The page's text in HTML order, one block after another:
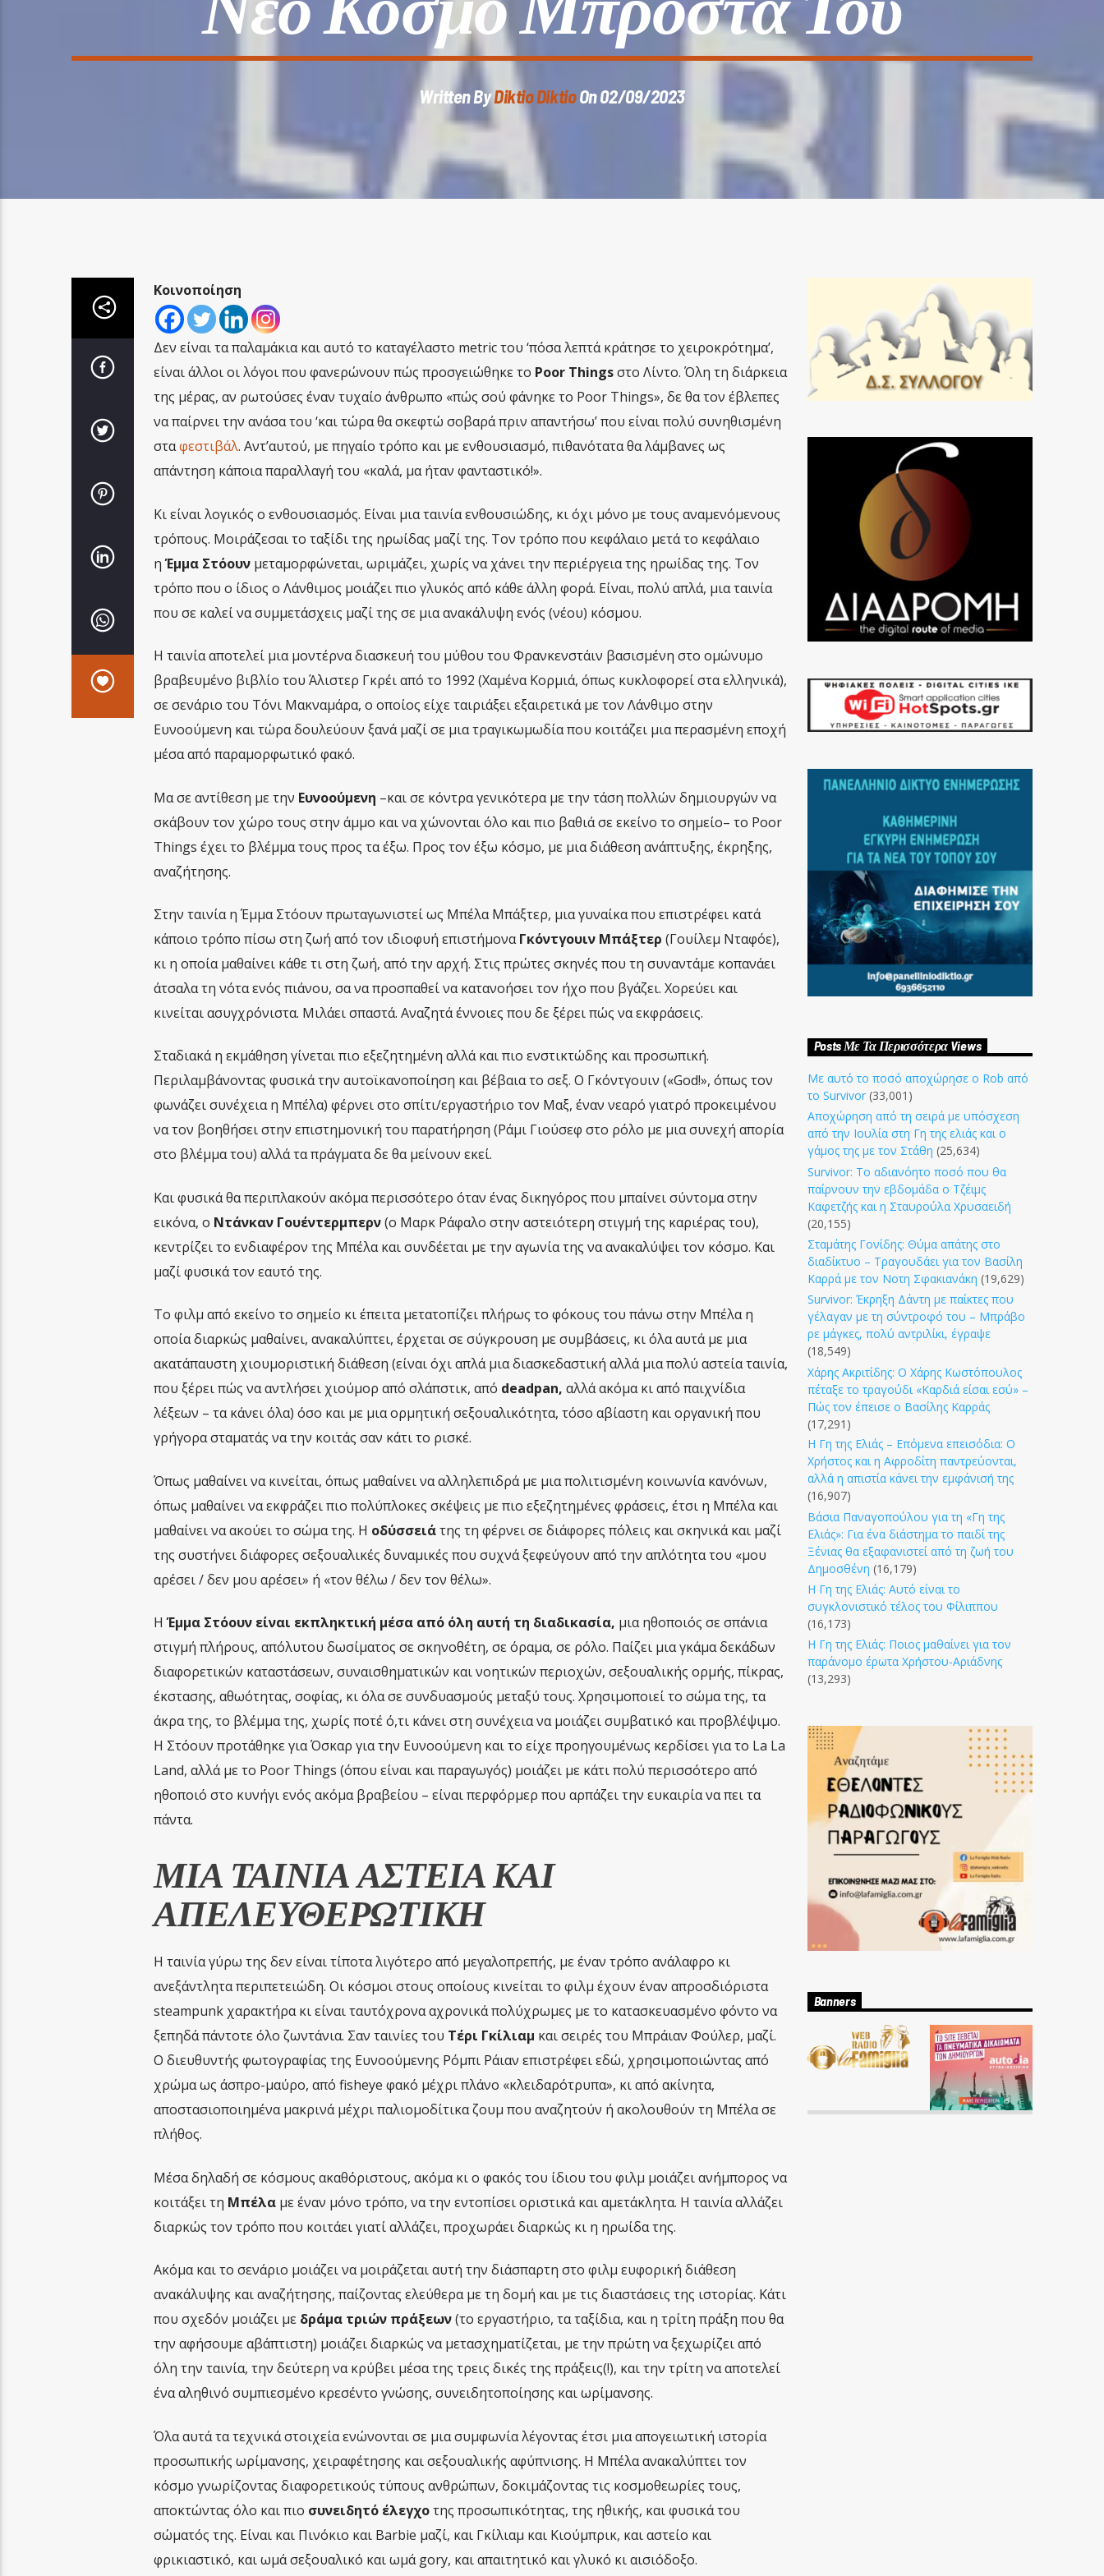
Written ByDiktio DiktioOn 02/09/2023
Κοινοποίηση
Δεν είναι τα παλαμάκια και αυτό το καταγέλαστο metric του ‘πόσα λεπτά κράτησε το χειροκρότημα’,
είναι άλλοι οι λόγοι που φανερώνουν πώς προσγειώθηκε το Poor Thingsστο Λίντο. Όλη τη διάρκεια
της μέρας, αν ρωτούσες έναν τυχαίο άνθρωπο «πώς σού φάνηκε το Poor Things», δε θα τον έβλεπες
να παίρνει την ανάσα του ‘και τώρα θα σκεφτώ σοβαρά πριν απαντήσω’ που είναι πολύ συνηθισμένη
σταφεστιβάλ. Αντ’αυτού, με πηγαίο τρόπο και με ενθουσιασμό, πιθανότατα θα λάμβανες ως
απάντηση κάποια παραλλαγή του «καλά, μα ήταν φανταστικό!».
Κι είναι λογικός ο ενθουσιασμός. Είναι μια ταινία ενθουσιώδης, κι όχι μόνο με τους αναμενόμενους
τρόπους. Μοιράζεσαι το ταξίδι της ηρωίδας μαζί της. Τον τρόπο που κεφάλαιο μετά το κεφάλαιο
ηΈμμα Στόουν μεταμορφώνεται, ωριμάζει, χωρίς να χάνει την περιέργεια της ηρωίδας της. Τον
τρόπο που ο ίδιος ο Λάνθιμος μοιάζει πιο γλυκός από κάθε άλλη φορά. Είναι, πολύ απλά, μια ταινία
που σε καλεί να συμμετάσχεις μαζί της σε μια ανακάλυψη ενός (νέου) κόσμου.
Η ταινία αποτελεί μια μοντέρνα διασκευή του μύθου του Φρανκενστάιν βασισμένη στο ομώνυμο
βραβευμένο βιβλίο του Άλιστερ Γκρέι από το 1992 (Χαμένα Κορμιά, όπως κυκλοφορεί στα ελληνικά),
σε σενάριο του Τόνι Μακναμάρα, ο οποίος είχε ταιριάξει εξαιρετικά με τον Λάνθιμο στην
Ευνοούμενη και τώρα δουλεύουν ξανά μαζί σε μια τραγικωμωδία που κοιτάζει μια περασμένη εποχή
μέσα από παραμορφωτικό φακό.
Μα σε αντίθεση με την Ευνοούμενη –και σε κόντρα γενικότερα με την τάση πολλών δημιουργών να
σκάβουν τον χώρο τους στην άμμο και να χώνονται όλο και πιο βαθιά σε εκείνο το σημείο– το Poor
Things έχει το βλέμμα τους προς τα έξω. Προς τον έξω κόσμο, με μια διάθεση ανάπτυξης, έκρηξης,
αναζήτησης.
Στην ταινία η Έμμα Στόουν πρωταγωνιστεί ως Μπέλα Μπάξτερ, μια γυναίκα που επιστρέφει κατά
κάποιο τρόπο πίσω στη ζωή από τον ιδιοφυή επιστήμοναΓκόντγουιν Μπάξτερ (Γουίλεμ Νταφόε),
κι η οποία μαθαίνει κάθε τι στη ζωή, από την αρχή. Στις πρώτες σκηνές που τη συναντάμε κοπανάει
άτσαλα τη νότα ενός πιάνου, σα να προσπαθεί να κατανοήσει τον ήχο που βγάζει. Χορεύει και
κινείται ασυγχρόνιστα. Μιλάει σπαστά. Αναζητά έννοιες που δε ξέρει πώς να εκφράσεις.
Σταδιακά η εκμάθηση γίνεται πιο εξεζητημένη αλλά και πιο ενστικτώδης και προσωπική.
Περιλαμβάνοντας φυσικά την αυτοϊκανοποίηση και βέβαια το σεξ. Ο Γκόντγουιν («God!», όπως τον
φωνάζει συνέχεια η Μπέλα) φέρνει στο σπίτι/εργαστήριο τον Μαξ, έναν νεαρό γιατρό προκειμένου
να τον βοηθήσει στην επιστημονική του παρατήρηση (Ράμι Γιούσεφ στο ρόλο με μια συνεχή απορία
στο βλέμμα του) αλλά τα πράγματα δε θα μείνουν εκεί.
Και φυσικά θα περιπλακούν ακόμα περισσότερο όταν ένας δικηγόρος που μπαίνει σύντομα στην
εικόνα, ο Ντάνκαν Γουέντερμπερν(ο Μαρκ Ράφαλο στην αστειότερη στιγμή της καριέρας του),
κεντρίζει το ενδιαφέρον της Μπέλα και συνδέεται με την αγωνία της να ανακαλύψει τον κόσμο. Και
μαζί φυσικά τον εαυτό της.
Το φιλμ από εκείνο το σημείο κι έπειτα μετατοπίζει πλήρως το φόκους του πάνω στην Μπέλα η
οποία διαρκώς μαθαίνει, ανακαλύπτει, έρχεται σε σύγκρουση με συμβάσεις, κι όλα αυτά με μια
ακατάπαυστη χιουμοριστική διάθεση (είναι όχι απλά μια διασκεδαστική αλλά μια πολύ αστεία ταινία,
που ξέρει πώς να αντλήσει χιούμορ από σλάπστικ, από deadpan, αλλά ακόμα κι από παιχνίδια
λέξεων – τα κάνει όλα) όσο και με μια ορμητική σεξουαλικότητα, τόσο αβίαστη και οργανική που
γρήγορα σταματάς να την κοιτάς σαν κάτι το ρισκέ.
Όπως μαθαίνει να κινείται, όπως μαθαίνει να αλληλεπιδρά με μια πολιτισμένη κοινωνία κανόνων,
όπως μαθαίνει να εκφράζει πιο πολύπλοκες σκέψεις με πιο εξεζητημένες φράσεις, έτσι η Μπέλα και
μαθαίνει να ακούει το σώμα της. Η οδύσσειάτης τη φέρνει σε διάφορες πόλεις και σκηνικά και μαζί
της συστήνει διάφορες σεξουαλικές δυναμικές που συχνά ξεφεύγουν από την απλότητα του «μου
αρέσει / δεν μου αρέσει» ή «τον θέλω / δεν τον θέλω».
Η Έμμα Στόουν είναι εκπληκτική μέσα από όλη αυτή τη διαδικασία, μια ηθοποιός σε σπάνια
στιγμή πλήρους, απόλυτου δωσίματος σε σκηνοθέτη, σε όραμα, σε ρόλο. Παίζει μια γκάμα δεκάδων
διαφορετικών καταστάσεων, συναισθηματικών και νοητικών περιοχών, σεξουαλικής ορμής, πίκρας,
έκστασης, αθωότητας, σοφίας, κι όλα σε συνδυασμούς μεταξύ τους. Χρησιμοποιεί το σώμα της, τα
άκρα της, το βλέμμα της, χωρίς ποτέ ό,τι κάνει στη συνέχεια να μοιάζει συμβατικό και προβλέψιμο.
Η Στόουν προτάθηκε για Όσκαρ για την Ευνοούμενη και το είχε προηγουμένως κερδίσει για το La La
Land, αλλά με το Poor Things (όπου είναι και παραγωγός) μοιάζει με κάτι πολύ περισσότερο από
ηθοποιό στο κυνήγι ενός ακόμα βραβείου – είναι περφόρμερ που αρπάζει την ευκαιρία να πει τα
πάντα.
ΜΙΑ ΤΑΙΝΙΑ ΑΣΤΕΙΑ ΚΑΙ
ΑΠΕΛΕΥΘΕΡΩΤΙΚΗ
Η ταινία γύρω της δεν είναι τίποτα λιγότερο από μεγαλοπρεπής, με έναν τρόπο ανάλαφρο κι
ανεξάντλητα περιπετειώδη. Οι κόσμοι στους οποίους κινείται το φιλμ έχουν έναν απροσδιόριστα
steampunk χαρακτήρα κι είναι ταυτόχρονα αχρονικά πολύχρωμες με το κατασκευασμένο φόντο να
ξεπηδά πάντοτε όλο ζωντάνια. Σαν ταινίες του Τέρι Γκίλιαμ και σειρές του Μπράιαν Φούλερ, μαζί.
Ο διευθυντής φωτογραφίας της Ευνοούμενης Ρόμπι Ράιαν επιστρέφει εδώ, χρησιμοποιώντας από
χρώμα ως άσπρο-μαύρο, από fisheye φακό μέχρι πλάνο «κλειδαρότρυπα», κι από ακίνητα,
αποστασιοποιημένα μακρινά μέχρι παλιομοδίτικα ζουμ που αναζητούν ή ακολουθούν τη Μπέλα σε
πλήθος.
Μέσα δηλαδή σε κόσμους ακαθόριστους, ακόμα κι ο φακός του ίδιου του φιλμ μοιάζει ανήμπορος να
κοιτάξει τη Μπέλα με έναν μόνο τρόπο, να την εντοπίσει οριστικά και αμετάκλητα. Η ταινία αλλάζει
διαρκώς τον τρόπο που κοιτάει γιατί αλλάζει, προχωράει διαρκώς κι η ηρωίδα της.
Ακόμα και το σενάριο μοιάζει να μοιράζεται αυτή την διάσπαρτη στο φιλμ ευφορική διάθεση
ανακάλυψης και αναζήτησης, παίζοντας ελεύθερα με τη δομή και με τις διαστάσεις της ιστορίας. Κάτι
που σχεδόν μοιάζει μεδράμα τριών πράξεων(το εργαστήριο, τα ταξίδια, και η τρίτη πράξη που θα
την αφήσουμε αβάπτιστη) μοιάζει διαρκώς να μετασχηματίζεται, με την πρώτη να ξεχωρίζει από
όλη την ταινία, την δεύτερη να κρύβει μέσα της τρεις δικές της πράξεις(!), και την τρίτη να αποτελεί
ένα αληθινό συμπιεσμένο κρεσέντο γνώσης, συνειδητοποίησης και ωρίμανσης.
Όλα αυτά τα τεχνικά στοιχεία ενώνονται σε μια συμφωνία λέγοντας έτσι μια απογειωτική ιστορία
προσωπικής ωρίμανσης, χειραφέτησης και σεξουαλικής αφύπνισης. Η Μπέλα ανακαλύπτει τον
κόσμο γνωρίζοντας διαφορετικούς τύπους ανθρώπων, δοκιμάζοντας τις κοσμοθεωρίες τους,
αποκτώντας όλο και πιο συνειδητό έλεγχοτης προσωπικότητας, της ηθικής, και φυσικά του
σώματός της. Είναι και Πινόκιο και Barbie μαζί, και Γκίλιαμ και Κιούμπρικ, και αστείο και
φρικιαστικό, και ωμά σεξουαλικό και ωμά gory, και απαιτητικό και γλυκό κι αισιόδοξο.
Posts Με Τα Περισσότερα Views
Με αυτό το ποσό αποχώρησε ο Rob από
το Survivor (33,001)
Αποχώρηση από τη σειρά με υπόσχεση
από την Ιουλία στη Γη της ελιάς και ο
γάμος της με τον Στάθη (25,634)
Survivor: Το αδιανόητο ποσό που θα
παίρνουν την εβδομάδα ο Τζέιμς
Καφετζής και η Σταυρούλα Χρυσαειδή
(20,155)
Σταμάτης Γονίδης: Θύμα απάτης στο
διαδίκτυο – Τραγουδάει για τον Βασίλη
Καρρά με τον Νοτη Σφακιανάκη (19,629)
Survivor: Έκρηξη Δάντη με παίκτες που
γέλαγαν με τη σύντροφό του – Μπράβο
ρε μάγκες, πολύ αντριλίκι, έγραψε
(18,549)
Χάρης Ακριτίδης: Ο Χάρης Κωστόπουλος
πέταξε το τραγούδι «Καρδιά είσαι εσύ» –
Πώς τον έπεισε ο Βασίλης Καρράς
(17,291)
Η Γη της Ελιάς – Επόμενα επεισόδια: Ο
Χρήστος και η Αφροδίτη παντρεύονται,
αλλά η απιστία κάνει την εμφάνισή της
(16,907)
Βάσια Παναγοπούλου για τη «Γη της
Ελιάς»: Για ένα διάστημα το παιδί της
Ξένιας θα εξαφανιστεί από τη ζωή του
Δημοσθένη (16,179)
Η Γη της Ελιάς: Αυτό είναι το
συγκλονιστικό τέλος του Φίλιππου
(16,173)
Η Γη της Ελιάς: Ποιος μαθαίνει για τον
παράνομο έρωτα Χρήστου-Αριάδνης
(13,293)
Banners